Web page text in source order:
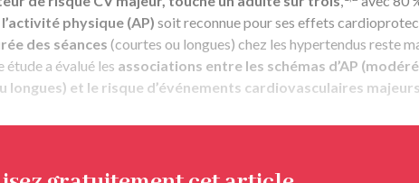
l’activité physique (AP) soit reconnue pour ses effets
des séances (courtes ou longues) chez les hypertendus reste
a évalué les associations entre les schémas d’AP
longues) et le risque d’événements cardiovasculaires